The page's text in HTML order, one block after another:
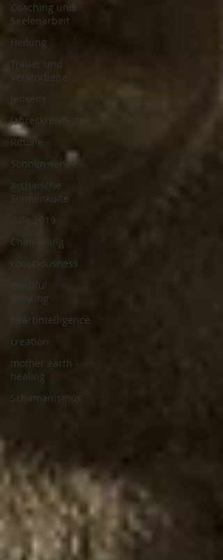
Coaching und
Seelenarbeit
Heilung
Trauer und
Verstorbene
Jenseits
Jahreskreisfeste
Rituale
Sonnenwende
archaische
Sonnenkulte
Yule 2019
Channeling
consciousness
mindful
thinking
heartintelligence
creation
mother earth -
healing
Schamanismus